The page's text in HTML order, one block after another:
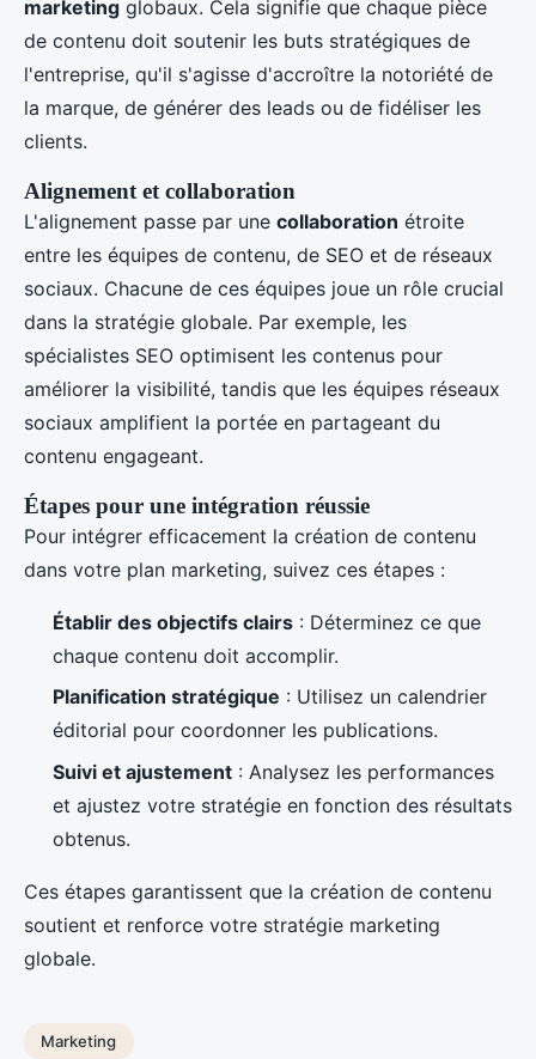
marketing globaux. Cela signifie que chaque pièce
de contenu doit soutenir les buts stratégiques de
l'entreprise, qu'il s'agisse d'accroître la notoriété de
la marque, de générer des leads ou de fidéliser les
clients.
Alignement et collaboration
L'alignement passe par une collaboration étroite
entre les équipes de contenu, de SEO et de réseaux
sociaux. Chacune de ces équipes joue un rôle crucial
dans la stratégie globale. Par exemple, les
spécialistes SEO optimisent les contenus pour
améliorer la visibilité, tandis que les équipes réseaux
sociaux amplifient la portée en partageant du
contenu engageant.
Étapes pour une intégration réussie
Pour intégrer efficacement la création de contenu
dans votre plan marketing, suivez ces étapes :
Établir des objectifs clairs : Déterminez ce que
chaque contenu doit accomplir.
Planification stratégique : Utilisez un calendrier
éditorial pour coordonner les publications.
Suivi et ajustement : Analysez les performances
et ajustez votre stratégie en fonction des résultats
obtenus.
Ces étapes garantissent que la création de contenu
soutient et renforce votre stratégie marketing
globale.
Marketing